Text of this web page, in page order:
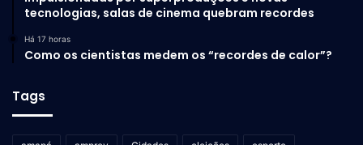
tecnologias, salas de cinema quebram recordes
Há 17 horas
Como os cientistas medem os “recordes de calor”?
Tags